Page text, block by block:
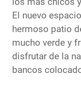
El nuevo
hermoso patio
mucho verde y
disfrutar de la
bancos